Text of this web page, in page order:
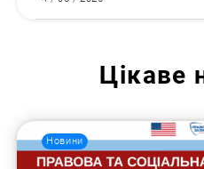
Цікаве
Новини